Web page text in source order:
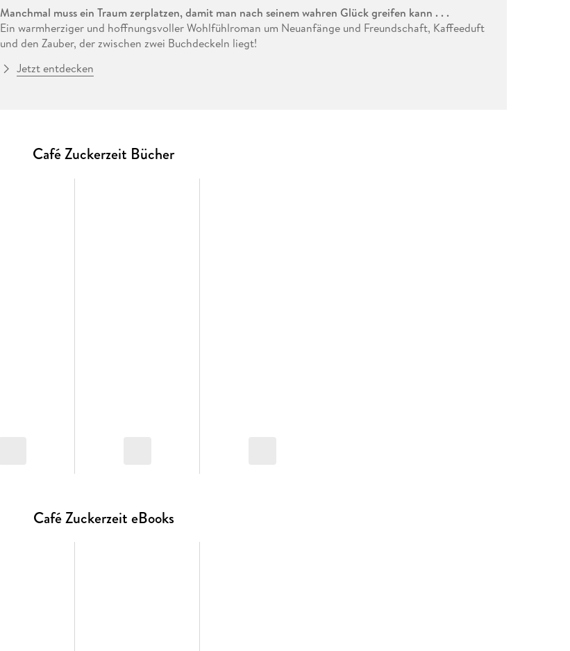
Manchmal muss ein Traum zerplatzen, damit man nach seinem wahren Glück greifen kann . . .
Ein warmherziger und hoffnungsvoller Wohlfühlroman um Neuanfänge und Freundschaft, Kaffeeduft
und den Zauber, der zwischen zwei Buchdeckeln liegt!
Mit 28 Jahren ist Emilia da, wo sie nie mehr sein wollte: zurück in ihrer Heimatstadt, im alten
Lucys einst so nerviger kleiner Bruder, ihr zur Seite. Zwischen dampfenden Kaffeetassen und
geflüsterten Geheimnissen lernt Emilia, dass auch im echten Leben ein Ende stets einen neuen
Anfang mit sich bringt und die besten Geschichten möglicherweise dort beginnen, wo man es am
Jetzt entdecken
Café Zuckerzeit Bücher
Café Zuckerzeit eBooks